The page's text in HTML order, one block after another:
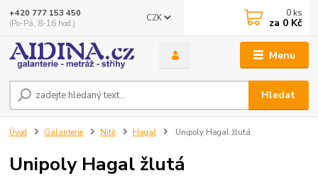
Menu
CZK
Hledat
+420 777 153 450
(Po-Pá, 8-16 hod.)
0 ks
za 0 Kč
Úvod Galanterie Nitě Hagal Unipoly Hagal žlutá
Unipoly Hagal žlutá